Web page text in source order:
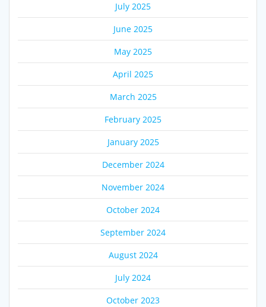
July 2025
June 2025
May 2025
April 2025
March 2025
February 2025
January 2025
December 2024
November 2024
October 2024
September 2024
August 2024
July 2024
October 2023